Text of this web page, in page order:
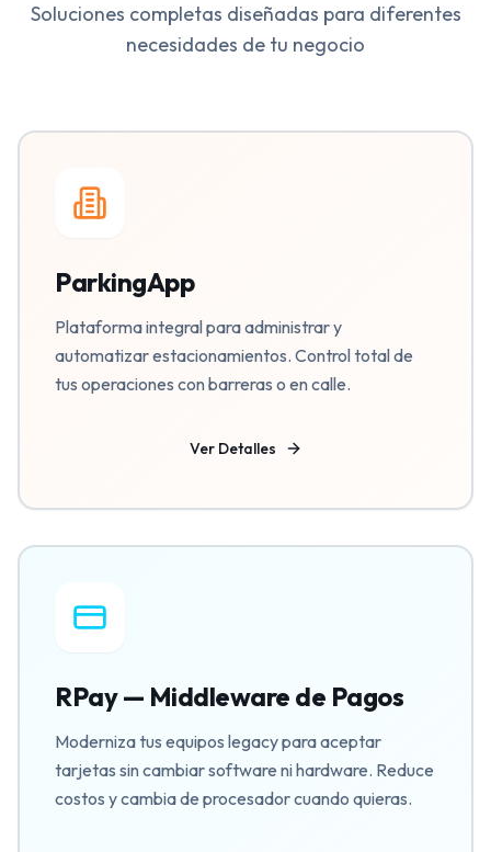
Soluciones completas diseñadas para diferentes
necesidades de tu negocio
ParkingApp
Plataforma integral para administrar y
automatizar estacionamientos. Control total de
tus operaciones con barreras o en calle.
Ver Detalles
RPay — Middleware de Pagos
Moderniza tus equipos legacy para aceptar
tarjetas sin cambiar software ni hardware. Reduce
costos y cambia de procesador cuando quieras.